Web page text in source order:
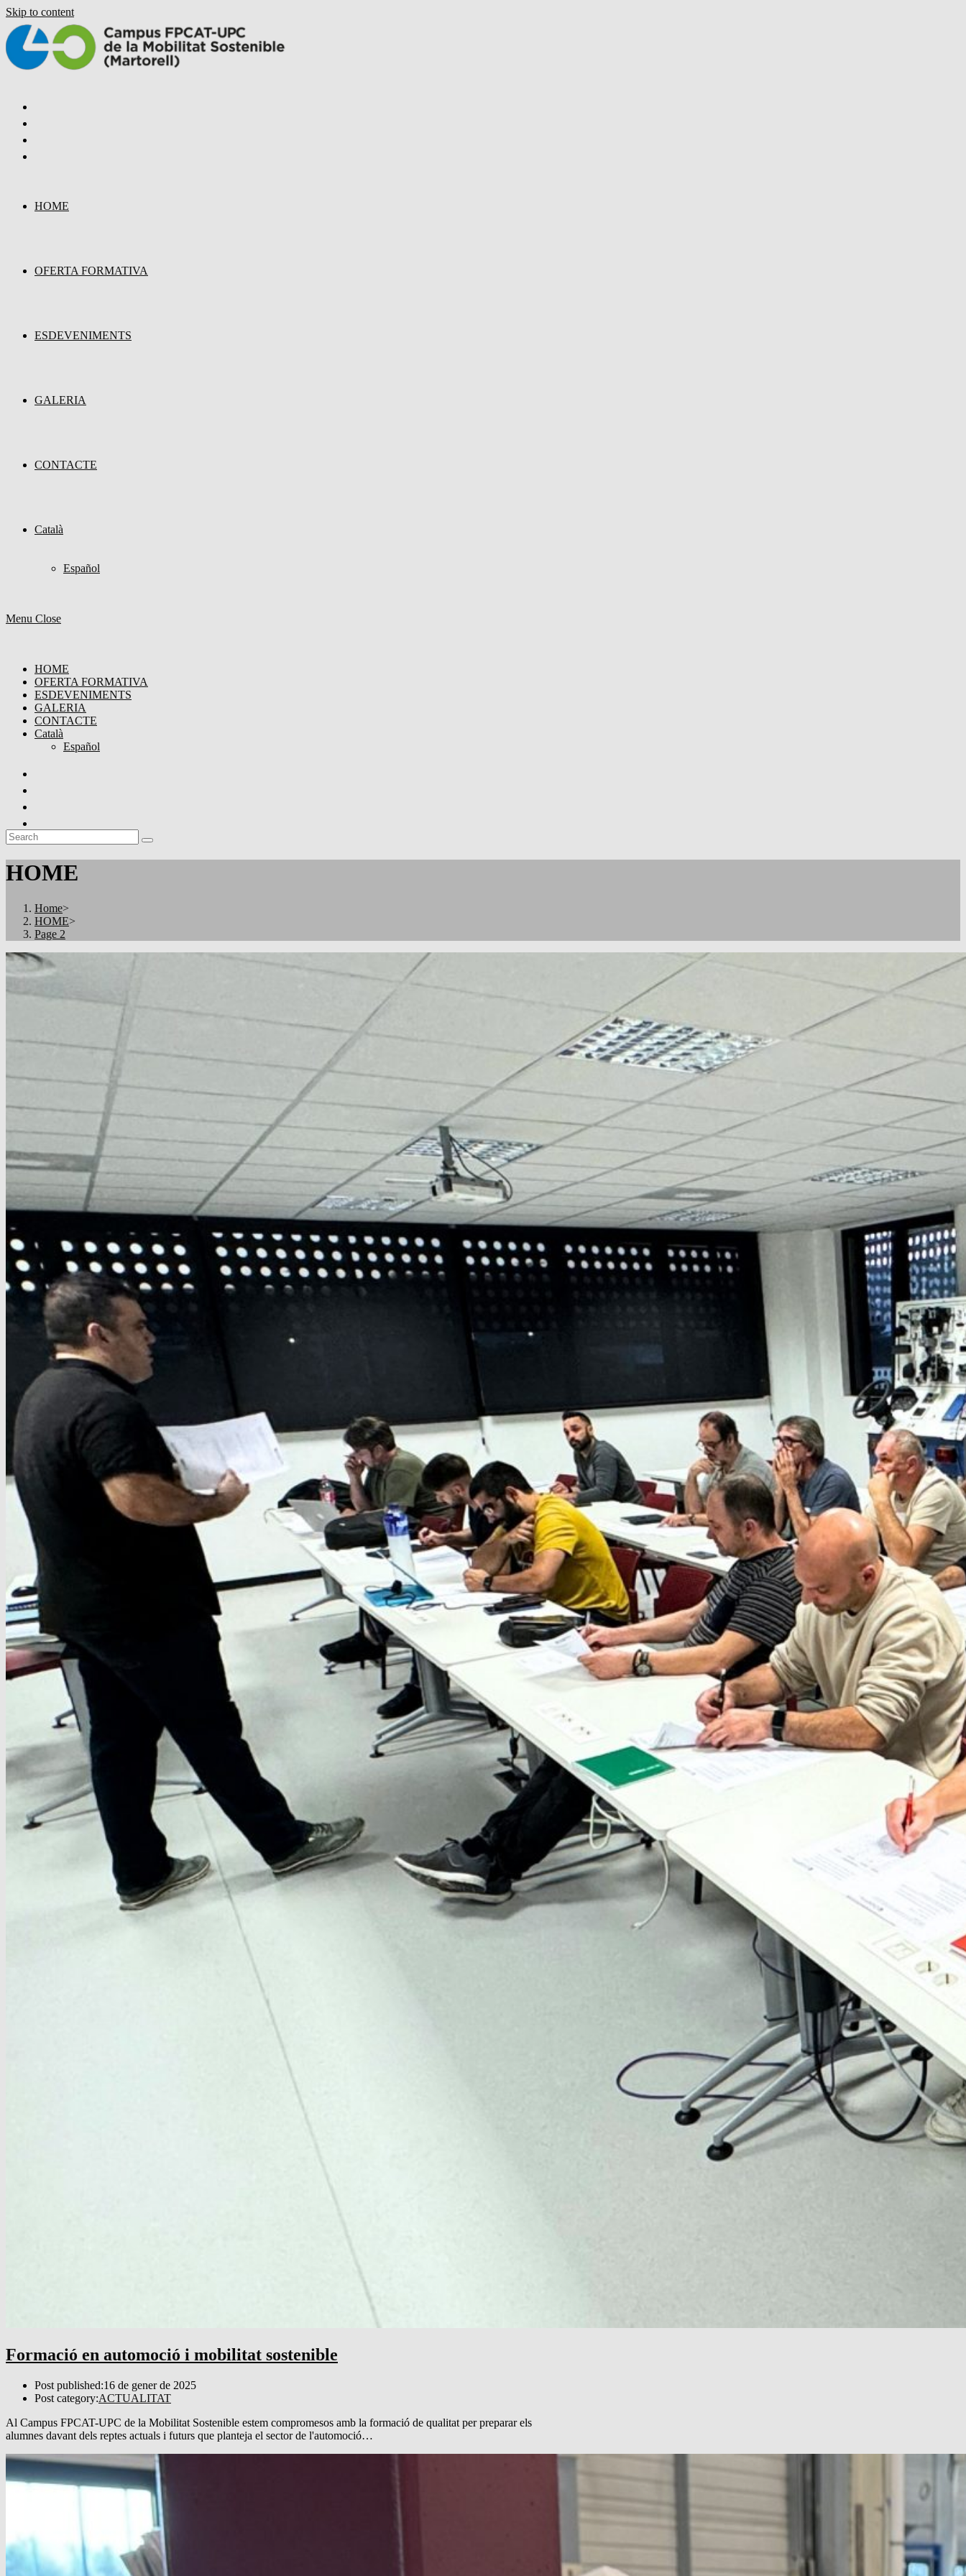
Skip to content
HOME
OFERTA FORMATIVA
ESDEVENIMENTS
GALERIA
CONTACTE
Català
Español
Menu Close
HOME
OFERTA FORMATIVA
ESDEVENIMENTS
GALERIA
CONTACTE
Català
Español
HOME
Home>
HOME>
Page 2
Formació en automoció i mobilitat sostenible
Post published:16 de gener de 2025
Post category:ACTUALITAT
Al Campus FPCAT-UPC de la Mobilitat Sostenible estem compromesos amb la formació de qualitat per preparar els
alumnes davant dels reptes actuals i futurs que planteja el sector de l'automoció…